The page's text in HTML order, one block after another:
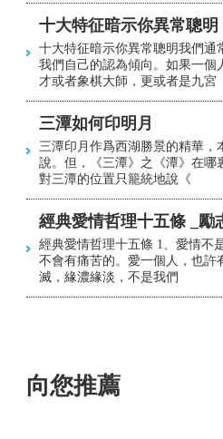
十大特征暗示你異常聰明
十大特征暗示你異常聰明我們通
我們自己的認為傾向。如果一個
才或者象棋大師，更或者是九宮
三潭如何印明月
三潭印月作爲西湖勝景的精華，
說。但，《三潭》之《潭》在哪
對三潭的位置只籠統地說《
經典愛情哲理十五條 _勵
經典愛情哲理十五條 1、愛情不
不會有痛苦的。愛一個人，也許
滅，緣濃緣淡，不是我們
向您推薦